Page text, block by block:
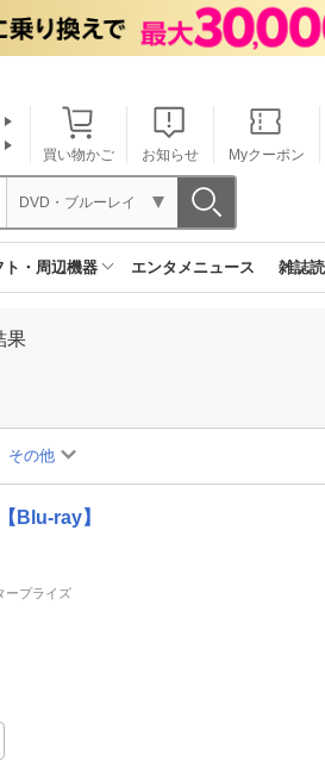
買い物かご お知らせ Myクーポン
DVD・ブルーレイ
ト・周辺機器 エンタメニュース 雑誌
果
その他
Blu-ray】
ープライズ